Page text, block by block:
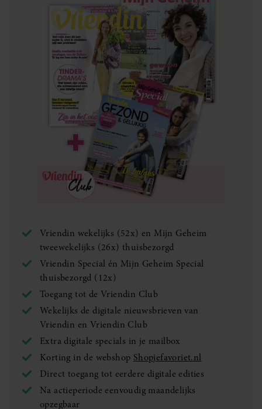
Vriendin wekelijks (52x) en Mijn Geheim
tweewekelijks (26x) thuisbezorgd
Vriendin Special én Mijn Geheim Special
thuisbezorgd (12x)
Toegang tot de Vriendin Club
Wekelijks de digitale nieuwsbrieven van
Vriendin en Vriendin Club
Extra digitale specials in je mailbox
Korting in de webshop Shopjefavoriet.nl
Direct toegang tot eerdere digitale edities
Na actieperiode eenvoudig maandelijks
opzegbaar